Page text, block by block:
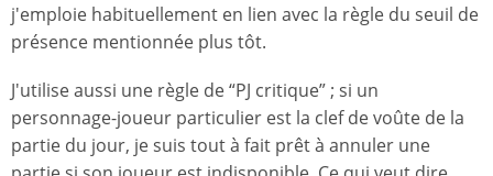
j'emploie habituellement en lien avec la règle du seuil de
présence mentionnée plus tôt.
J'utilise aussi une règle de “PJ critique” ; si un
personnage-joueur particulier est la clef de voûte de la
partie du jour, je suis tout à fait prêt à annuler une